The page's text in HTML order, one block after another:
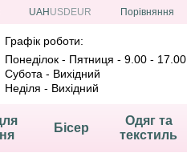
UAH USD EUR Порівняння
Графік роботи:
Понеділок - Пятниця - 9.00 - 17.00
Субота - Вихідний
Неділя - Вихідний
Бісер
Одяг та
текстиль